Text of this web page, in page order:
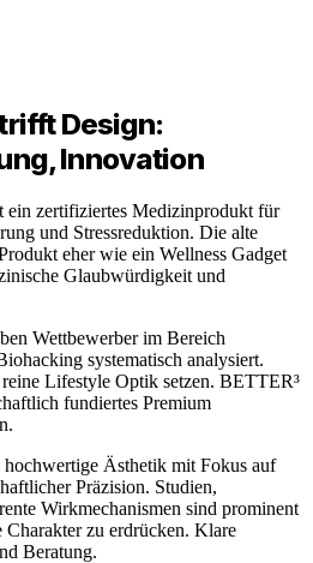
Design:
Innovation
ein zertifiziertes Medizinprodukt für
und Stressreduktion. Die alte
eher wie ein Wellness Gadget
Glaubwürdigkeit und
Wettbewerber im Bereich
systematisch analysiert.
Lifestyle Optik setzen. BETTER³
fundiertes Premium
Ästhetik mit Fokus auf
Präzision. Studien,
Wirkmechanismen sind prominent
zu erdrücken. Klare
Beratung.